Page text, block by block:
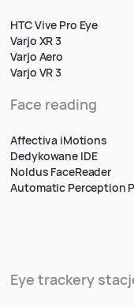
HTC Vive Pro Eye
Varjo XR 3
Varjo Aero
Varjo VR 3
Face reading
Affectiva iMotions
Dedykowane IDE
Noldus FaceReader
Automatic Perception
Eye trackery